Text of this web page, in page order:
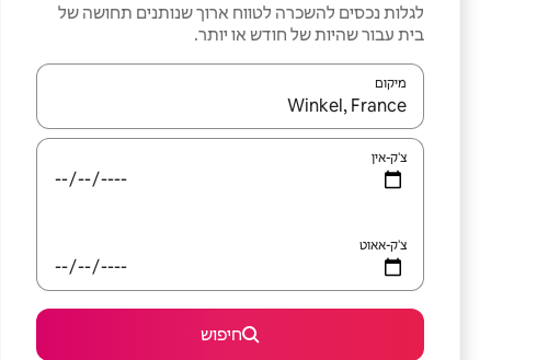
לגלות נכסים להשכרה לטווח ארוך שנותנים תחושה של
בית עבור שהיות של חודש או יותר.
מיקום
כאשר התוצאות יהיו זמינות, יש לנווט עם מקשי החיצים למעלה
צ'ק-אין
צ'ק-אאוט
חיפוש